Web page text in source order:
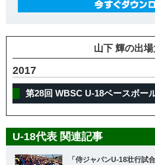
山下 輝の出
2017
第28回 WBSC U-18ベースボー
U-18代表 関連記事
「侍ジャパンU-18壮行試